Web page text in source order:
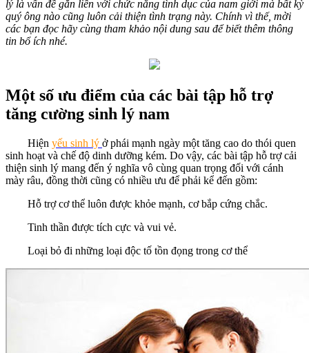
lý là vấn đề gắn liền với chức năng tình dục của nam giới mà bất kỳ
quý ông nào cũng luôn cải thiện tình trạng này. Chính vì thế, mời
các bạn đọc hãy cùng tham khảo nội dung sau để biết thêm thông
tin bổ ích nhé.
Một số ưu điểm của các bài tập hỗ trợ
tăng cường sinh lý nam
Hiện yếu sinh lý ở phái mạnh ngày một tăng cao do thói quen
sinh hoạt và chế độ dinh dưỡng kém. Do vậy, các bài tập hỗ trợ cải
thiện sinh lý mang đến ý nghĩa vô cùng quan trọng đối với cánh
mày râu, đồng thời cũng có nhiều ưu để phải kể đến gồm:
Hỗ trợ cơ thể luôn được khỏe mạnh, cơ bắp cứng chắc.
Tinh thần được tích cực và vui vẻ.
Loại bỏ đi những loại độc tố tồn đọng trong cơ thể